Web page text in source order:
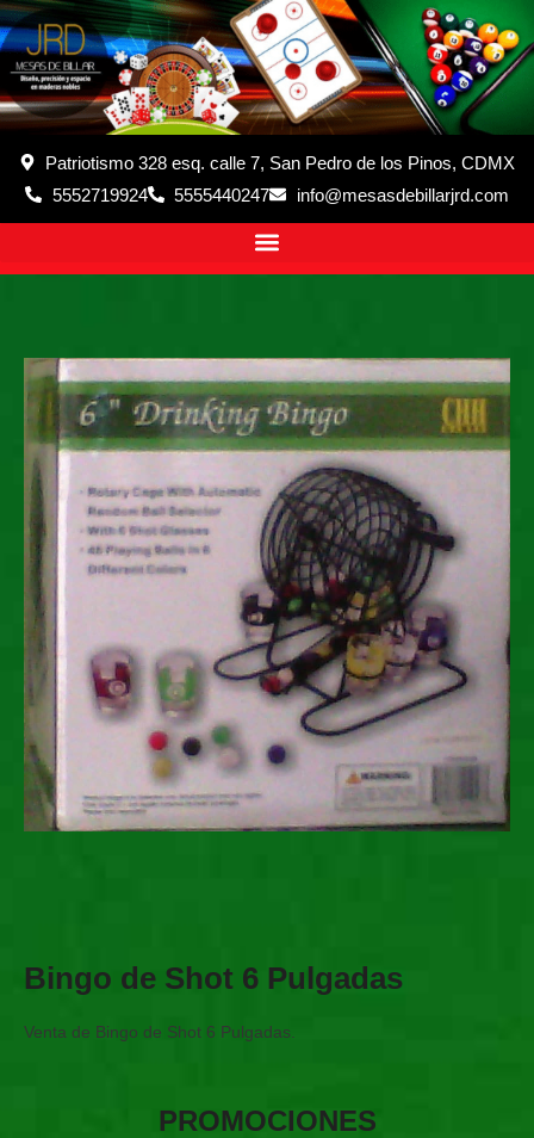
Patriotismo 328 esq. calle 7, San Pedro de los Pinos, CDMX
5552719924
5555440247 info@mesasdebillarjrd.com
Bingo de Shot 6 Pulgadas
Venta de Bingo de Shot 6 Pulgadas.
PROMOCIONES